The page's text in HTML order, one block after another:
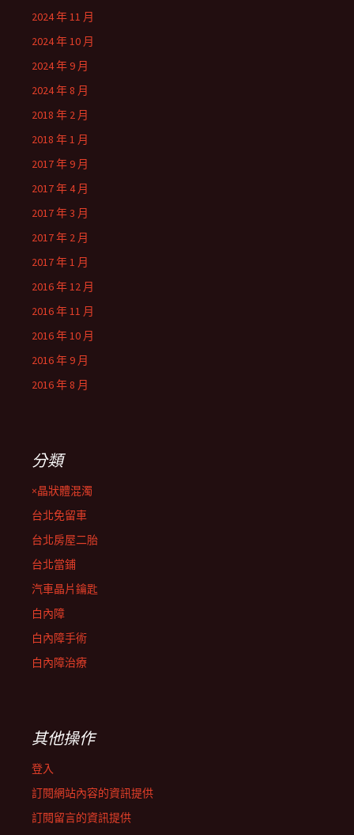
2024 年 11 月
2024 年 10 月
2024 年 9 月
2024 年 8 月
2018 年 2 月
2018 年 1 月
2017 年 9 月
2017 年 4 月
2017 年 3 月
2017 年 2 月
2017 年 1 月
2016 年 12 月
2016 年 11 月
2016 年 10 月
2016 年 9 月
2016 年 8 月
分類
×晶狀體混濁
台北免留車
台北房屋二胎
台北當鋪
汽車晶片鑰匙
白內障
白內障手術
白內障治療
其他操作
登入
訂閱網站內容的資訊提供
訂閱留言的資訊提供